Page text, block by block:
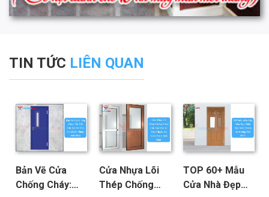
TIN TỨC LIÊN QUAN
Bản Vẽ Cửa
Chống Cháy:
Cửa Nhựa Lõi
Thép Chống
TOP 60+ Mẫu
Cửa Nhà Đẹp